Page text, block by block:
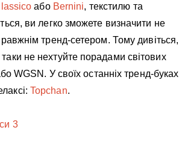
або Bernini, текстилю та
ви легко зможете визначити не
тренд-сетером. Тому дивіться,
не нехтуйте порадами світових
WGSN. У своїх останніх тренд-буках
Topchan.